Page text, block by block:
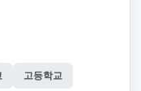
고등학교